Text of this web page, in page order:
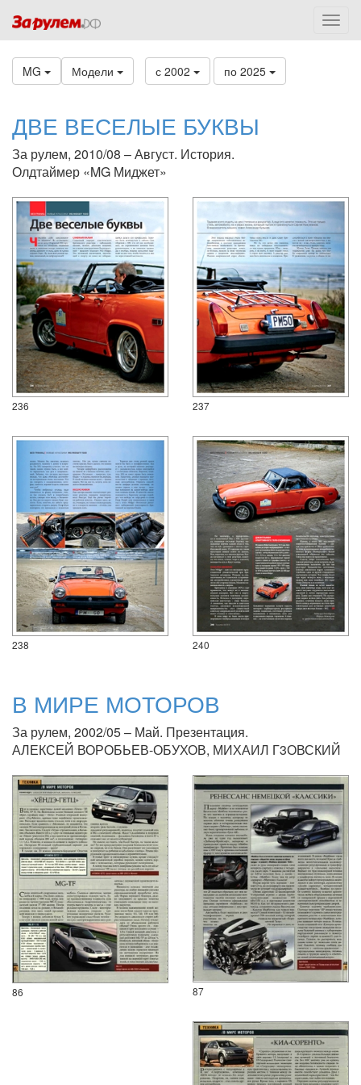
MG Модели с 2002 по 2025
ДВЕ ВЕСЕЛЫЕ БУКВЫ
За рулем, 2010/08 – Август. История.
Олдтаймер «MG Миджет»
236 237
238 240
В МИРЕ МОТОРОВ
За рулем, 2002/05 – Май. Презентация.
АЛЕКСЕЙ ВОРОБЬЕВ-ОБУХОВ, МИХАИЛ Г3ОВСКИЙ
86 87